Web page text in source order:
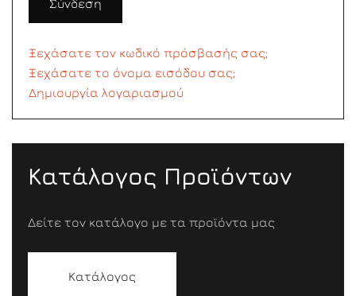
Σύνδεση
Ξεχάσατε τον κωδικό πρόσβασής σας;
Ξεχάσατε το όνομα εισόδου σας;
Δημιουργία λογαριασμού
Κατάλογος Προϊόντων
Δείτε τον κατάλογο με τα προϊόντα μας
Κατάλογος